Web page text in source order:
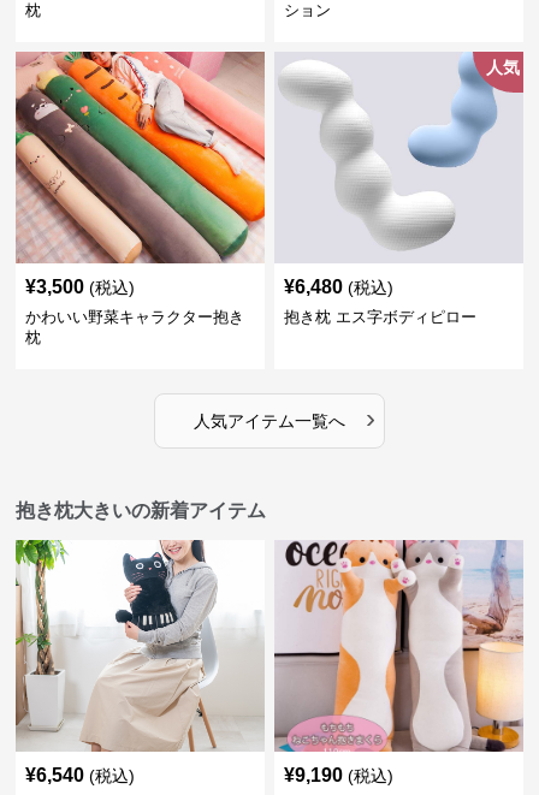
枕
ション
¥3,500 (税込)
かわいい野菜キャラクター抱き
枕
人気
¥6,480 (税込)
抱き枕 エス字ボディピロー
人気アイテム一覧へ ›
抱き枕大きいの新着アイテム
¥6,540 (税込) ¥9,190 (税込)